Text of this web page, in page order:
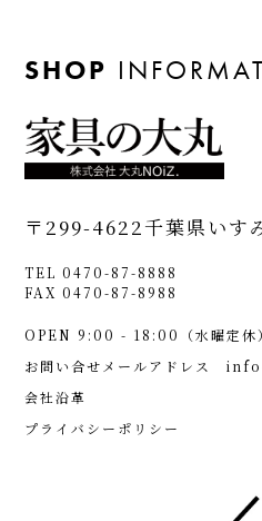
SHOP
〒299-4622千葉県いす
TEL 0470-87-8888
FAX 0470-87-8988
OPEN 9:00 - 18:00（水曜定休
お問い合せメールアドレス
会社沿革
プライバシーポリシー